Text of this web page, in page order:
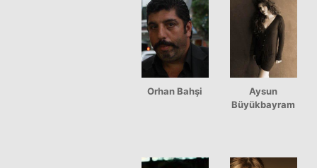
Orhan Bahşi
Aysun
Büyükbayram